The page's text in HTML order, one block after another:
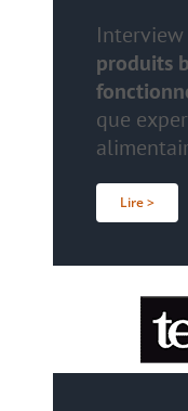
Interview
produits
que
Lire >